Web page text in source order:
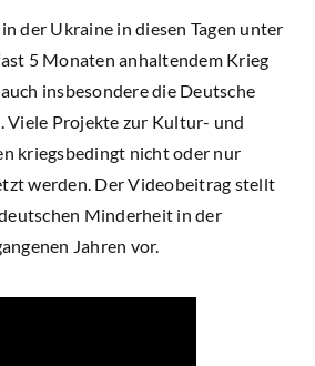
der Ukraine in diesen Tagen unter
5 Monaten anhaltendem Krieg
insbesondere die Deutsche
Projekte zur Kultur- und
kriegsbedingt nicht oder nur
werden. Der Videobeitrag stellt
Minderheit in der
Jahren vor.